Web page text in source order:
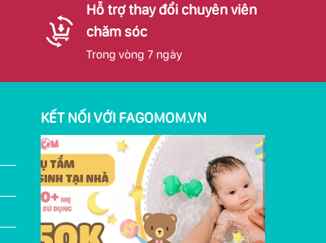
Hỗ trợ thay đổi chuyên viên
chăm sóc
Trong vòng 7 ngày
KẾT NỐI VỚI FAGOMOM.VN